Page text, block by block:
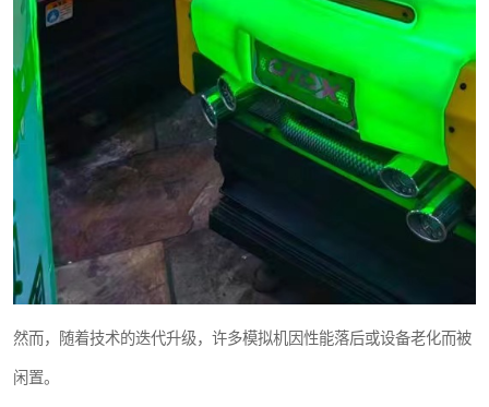
然而，随着技术的迭代升级，许多模拟机因性能落后或设备老化而被
闲置。